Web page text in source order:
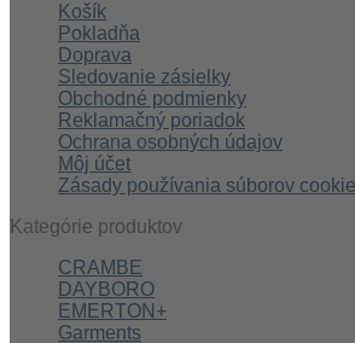
Košík
Pokladňa
Doprava
Sledovanie zásielky
Obchodné podmienky
Reklamačný poriadok
Ochrana osobných údajov
Môj účet
Zásady používania súborov
Kategórie produktov
CRAMBE
DAYBORO
EMERTON+
Garments